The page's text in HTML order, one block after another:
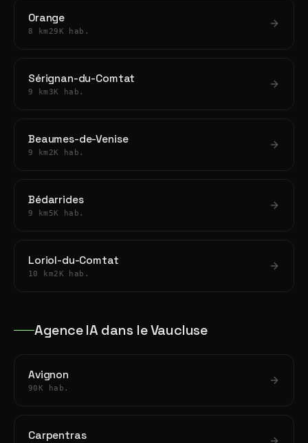
Orange
8 km 29K hab.
Sérignan-du-Comtat
9 km 3K hab.
Beaumes-de-Venise
9 km 2K hab.
Bédarrides
9 km 5K hab.
Loriol-du-Comtat
10 km2K hab.
Agence IA dans le Vaucluse
Avignon
90K hab.
Carpentras